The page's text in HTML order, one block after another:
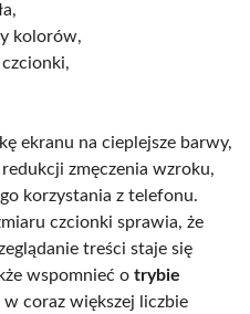
kolorów,
ekranu na cieplejsze barwy,
zmęczenia wzroku,
korzystania z telefonu.
czcionki sprawia, że
treści staje się
wspomnieć o trybie
coraz większej liczbie